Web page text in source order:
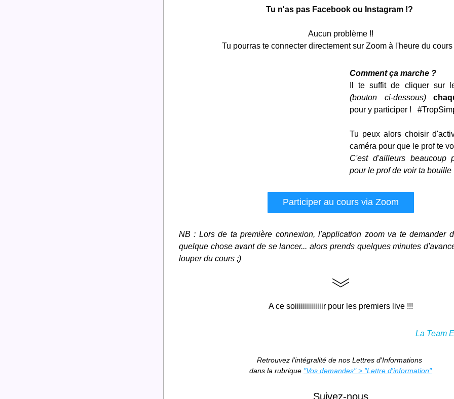
Tu n'as pas Facebook ou Instagram !?
Aucun problème !!
Tu pourras te connecter directement sur Zoom à l'heure du cours
Comment ça marche ?
Il te suffit de cliquer sur
(bouton ci-dessous)
pour y participer !
Tu peux alors choisir
caméra pour que le prof te
C'est d'ailleurs beaucoup
pour le prof de voir ta bouille
Participer au cours via Zoom
NB : Lors de ta première connexion, l'application zoom va te demander
quelque chose avant de se lancer... alors prends quelques minutes
louper du cours ;)
A ce soiiiiiiiiiiiiiir pour les premiers live !!!
La Team
Retrouvez l'intégralité de nos Lettres d'Informations
dans la rubrique "Vos demandes" > "Lettre d'information"
Suivez-nous